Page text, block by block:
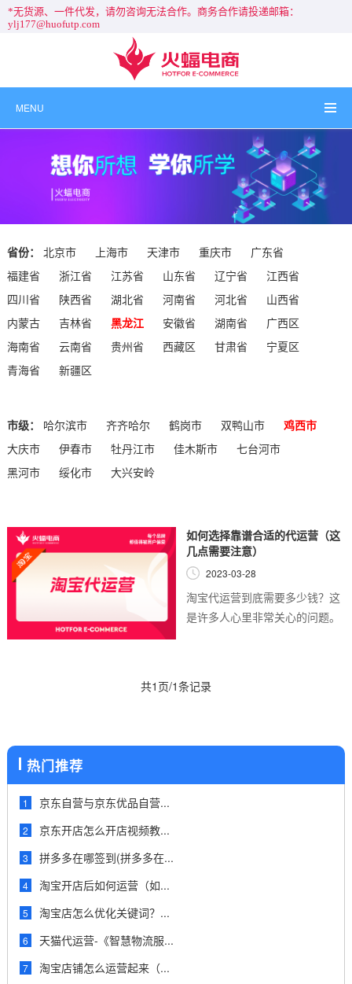
*无货源、一件代发，请勿咨询无法合作。商务合作请投递邮箱：
ylj177@huofutp.com
MENU
省份： 北京市 上海市 天津市 重庆市
广东省
福建省
浙江省 江苏省 山东省 辽宁省
江西省
四川省
陕西省 湖北省 河南省 河北省
山西省
内蒙古
吉林省 黑龙江 安徽省 湖南省
广西区
海南省
云南省 贵州省 西藏区 甘肃省
宁夏区
青海省
新疆区
市级： 哈尔滨市 齐齐哈尔 鹤岗市 双鸭山市
鸡西市
大庆市
伊春市 牡丹江市 佳木斯市
七台河市
黑河市
绥化市 大兴安岭
如何选择靠谱合适的代运营（这
几点需要注意）
2023-03-28
淘宝代运营到底需要多少钱？这
是许多人心里非常关心的问题。
曝光率、提高点...
共1页/1条记录
热门推荐
1 京东自营与京东优品自营...
2 京东开店怎么开店视频教...
3 拼多多在哪签到(拼多多在...
4 淘宝开店后如何运营（如...
5 淘宝店怎么优化关键词？...
6 天猫代运营-《智慧物流服...
7 淘宝店铺怎么运营起来（...